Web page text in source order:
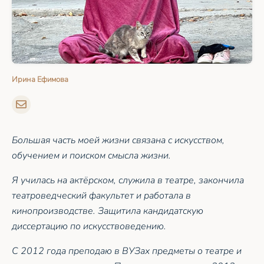
Ирина Ефимова
Большая часть моей жизни связана с искусством,
обучением и поиском смысла жизни.
Я училась на актёрском, служила в театре, закончила
театроведческий факультет и работала в
кинопроизводстве. Защитила кандидатскую
диссертацию по искусствоведению.
С 2012 года преподаю в ВУЗах предметы о театре и